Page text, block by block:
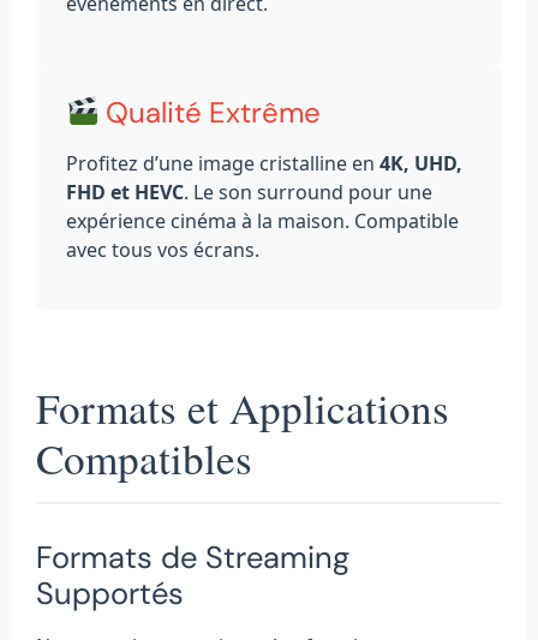
Qualité Extrême
Profitez d’une image cristalline en 4K, UHD,
FHD et HEVC. Le son surround pour une
expérience cinéma à la maison. Compatible
avec tous vos écrans.
Formats et Applications
Compatibles
Formats de Streaming
Supportés